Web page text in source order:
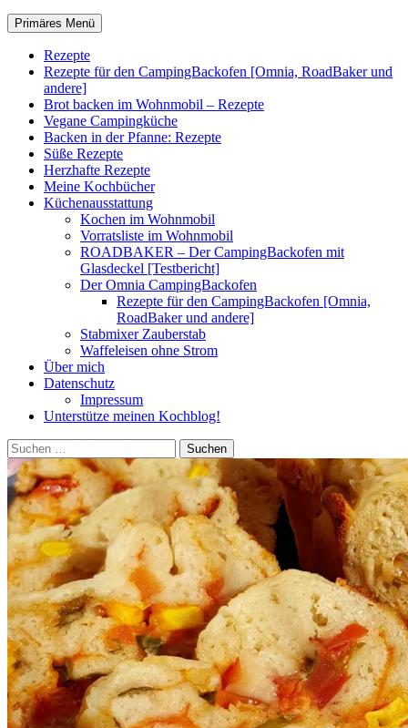
Suchen
Primäres Menü
Rezepte
Rezepte für den CampingBackofen [Omnia, RoadBaker und
andere]
Brot backen im Wohnmobil – Rezepte
Vegane Campingküche
Backen in der Pfanne: Rezepte
Süße Rezepte
Herzhafte Rezepte
Meine Kochbücher
Küchenausstattung
Kochen im Wohnmobil
Vorratsliste im Wohnmobil
ROADBAKER – Der CampingBackofen mit
Glasdeckel [Testbericht]
Der Omnia CampingBackofen
Rezepte für den CampingBackofen [Omnia,
RoadBaker und andere]
Stabmixer Zauberstab
Waffeleisen ohne Strom
Über mich
Datenschutz
Impressum
Unterstütze meinen Kochblog!
Suchen
nach: